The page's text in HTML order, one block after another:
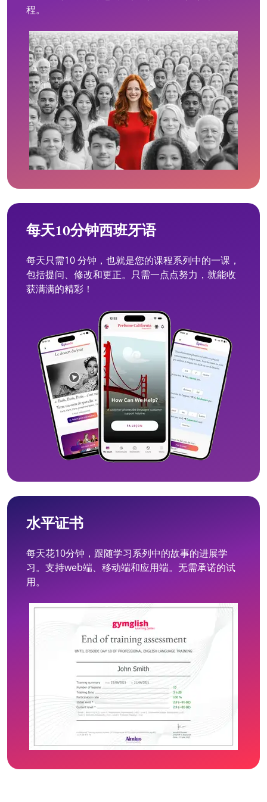
程。
每天10分钟西班牙语
每天只需10 分钟，也就是您的课程系列中的一课，
包括提问、修改和更正。只需一点点努力，就能收
获满满的精彩！
水平证书
每天花10分钟，跟随学习系列中的故事的进展学
习。支持web端、移动端和应用端。无需承诺的试
用。